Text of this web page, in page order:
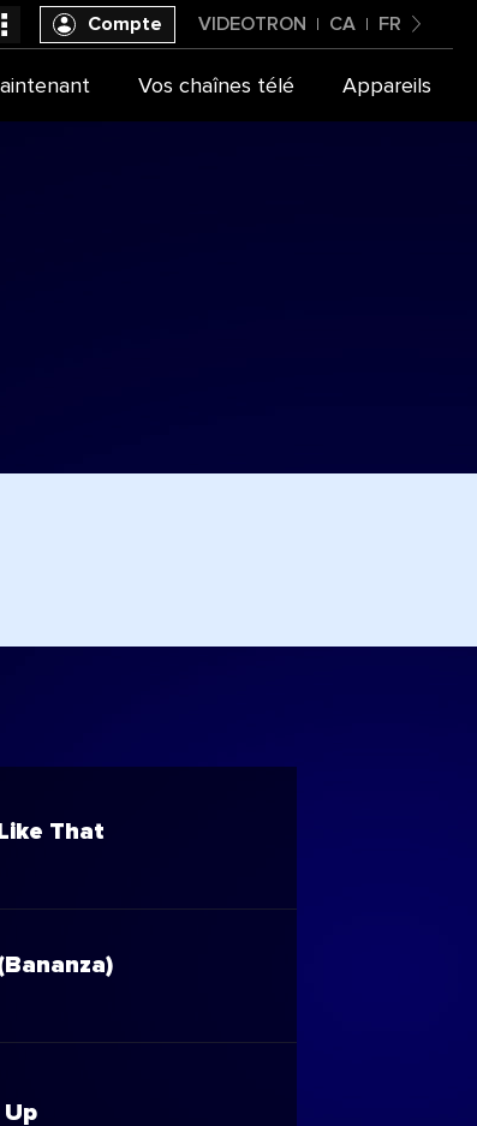
That
Up
Canada
VIDEOTRON CA FR
Compte
Vos chaînes télé Appareils